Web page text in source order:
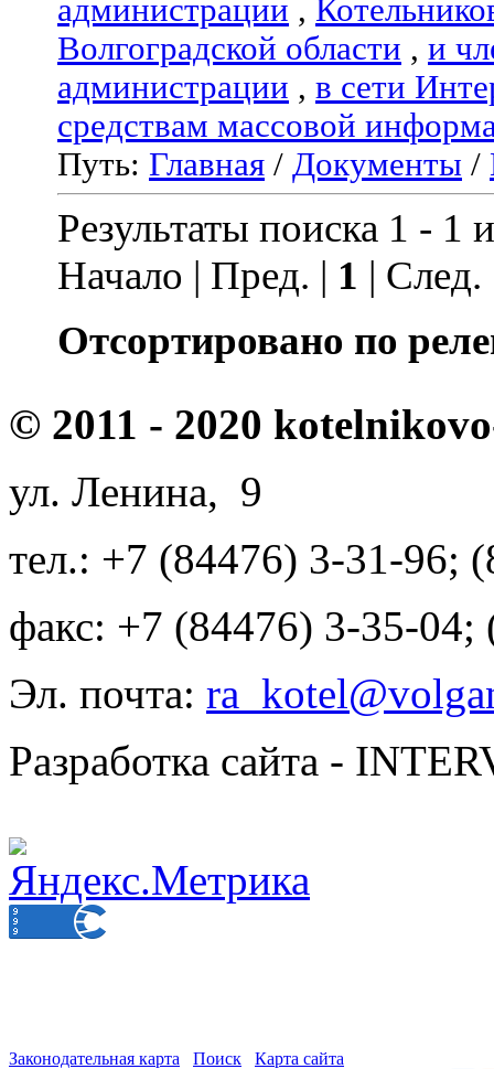
администрации ,
Волгоградской области , и
администрации , в сети
средствам массовой
Путь: Главная / Документы /
Результаты поиска 1 - 1
Начало | Пред. | 1 |
Отсортировано по
© 2011 - 2020
ул. Ленина, 9
тел.: +7 (84476) 3-31-96;
факс: +7 (84476) 3-35-04;
Эл. почта:
Разработка сайта -
Законодательная карта Поиск Карта сайта